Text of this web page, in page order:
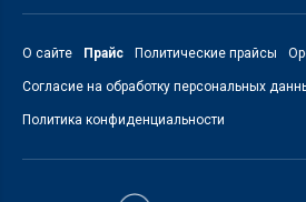
О сайте Прайс Политические прайсы
Согласие на обработку персональных
Политика конфиденциальности